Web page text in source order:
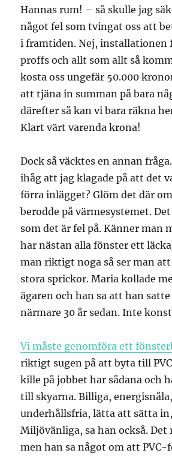
Hannas rum! – så skulle jag
något fel som tvingat oss att
i framtiden. Nej, installationen
proffs och allt som allt så
kosta oss ungefär 50.000
att tjäna in summan på bara
därefter så kan vi bara räkna
Klart värt varenda krona!
Dock så väcktes en annan
ihåg att jag klagade på att det
förra inlägget? Glöm det där
berodde på värmesystemet.
som det är fel på. Känner man
har nästan alla fönster ett
man riktigt noga så ser man
stora sprickor. Maria kollade
ägaren och han sa att han
närmare 30 år sedan. Inte
Vi måste genomföra ett
riktigt sugen på att byta till
kille på jobbet har sådana och
till skyarna. Billiga,
underhållsfria, lätta att sätta
Miljövänliga, sa han också.
men han sa något om att PVC-